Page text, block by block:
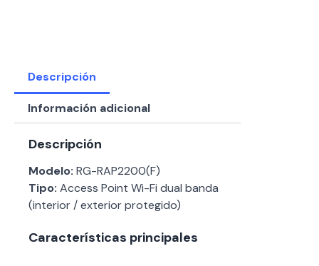
Descripción
Información adicional
Descripción
Modelo: RG-RAP2200(F)
Tipo: Access Point Wi-Fi dual banda
(interior / exterior protegido)
Características principales